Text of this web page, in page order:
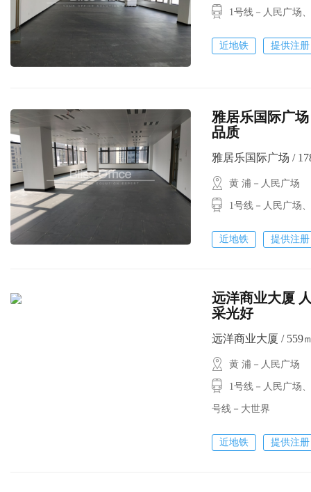
1号线－人民广场
近地铁 提供注册
雅居乐国际广
品质
雅居乐国际广场 /
黄 浦－人民广场
1号线－人民广场
近地铁 提供注册
远洋商业大厦
采光好
远洋商业大厦 / 559
黄 浦－人民广场
1号线－人民广场
号线－大世界
近地铁 提供注册